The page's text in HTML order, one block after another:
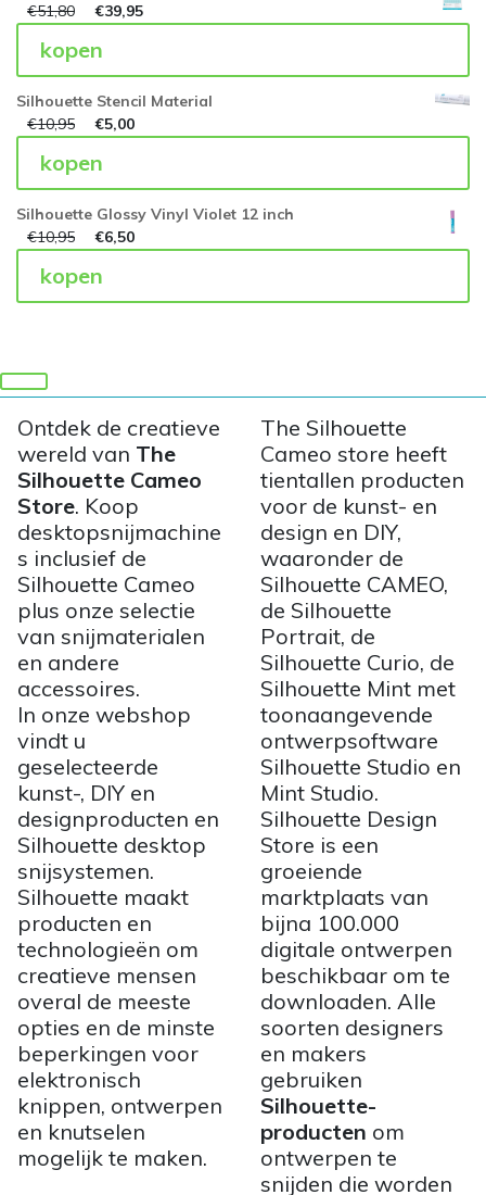
€51,80 €39,95
kopen
Silhouette Stencil Material
€10,95 €5,00
kopen
Silhouette Glossy Vinyl Violet 12 inch
€10,95 €6,50
kopen
Ontdek de creatieve
wereld van The
Silhouette Cameo
Store. Koop
desktopsnijmachine
s inclusief de
Silhouette Cameo
plus onze selectie
van snijmaterialen
en andere
accessoires.
In onze webshop
vindt u
geselecteerde
kunst-, DIY en
designproducten en
Silhouette desktop
snijsystemen.
Silhouette maakt
producten en
technologieën om
creatieve mensen
overal de meeste
opties en de minste
beperkingen voor
elektronisch
knippen, ontwerpen
en knutselen
mogelijk te maken.
The Silhouette
Cameo store heeft
tientallen producten
voor de kunst- en
design en DIY,
waaronder de
Silhouette CAMEO,
de Silhouette
Portrait, de
Silhouette Curio, de
Silhouette Mint met
toonaangevende
ontwerpsoftware
Silhouette Studio en
Mint Studio.
Silhouette Design
Store is een
groeiende
marktplaats van
bijna 100.000
digitale ontwerpen
beschikbaar om te
downloaden. Alle
soorten designers
en makers
gebruiken
Silhouette-
producten om
ontwerpen te
snijden die worden